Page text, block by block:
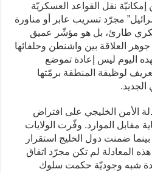
نقل القواعد العسكريّة
مجرّد تسريب عابر أو مناورة
طارئ، بل هو مؤشّر عميق
العلاقة بين واشنطن وحلفائها
اليوم ليس إعادة تموضع
لوظيفة المنطقة برمّتها
الأمن الخليجي على افتراض
مقابل الموارد. وفّرت الولايات
ضمنت دول الخليج استقرار
المعادلة لم تكن مجرّد اتفاق
شبه وجوديّة حكمت سلوك